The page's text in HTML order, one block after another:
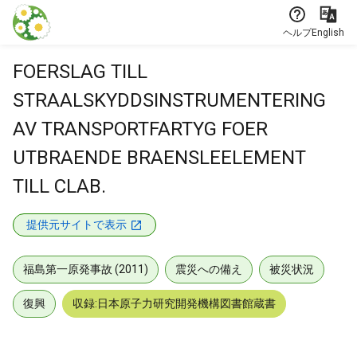
本文に飛ぶ
ヘルプEnglish
FOERSLAG TILL
STRAALSKYDDSINSTRUMENTERING
AV TRANSPORTFARTYG FOER
UTBRAENDE BRAENSLEELEMENT
TILL CLAB.
提供元サイトで表示
福島第一原発事故 (2011) 震災への備え 被災状況
復興 収録:日本原子力研究開発機構図書館蔵書